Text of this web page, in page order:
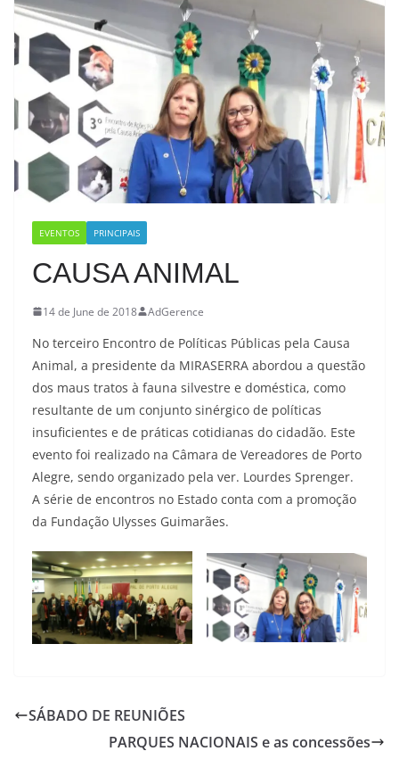
EVENTOS PRINCIPAIS
CAUSA ANIMAL
14 de June de 2018 AdGerence
No terceiro Encontro de Políticas Públicas pela Causa
Animal, a presidente da MIRASERRA abordou a questão
dos maus tratos à fauna silvestre e doméstica, como
resultante de um conjunto sinérgico de políticas
insuficientes e de práticas cotidianas do cidadão. Este
evento foi realizado na Câmara de Vereadores de Porto
Alegre, sendo organizado pela ver. Lourdes Sprenger.
A série de encontros no Estado conta com a promoção
da Fundação Ulysses Guimarães.
SÁBADO DE REUNIÕES
PARQUES NACIONAIS e as concessões